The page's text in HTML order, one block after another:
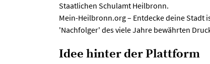
Staatlichen Schulamt Heilbronn.
Mein-Heilbronn.org – Entdecke deine Stadt
'Nachfolger' des viele Jahre bewährten
Idee hinter der Plattform